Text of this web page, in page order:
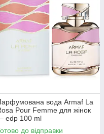
вода Armaf La
Pour Femme для жінок
edp 100 ml
до відправки